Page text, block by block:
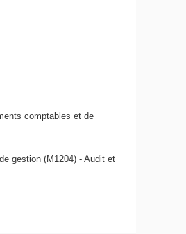
comptables et de
gestion (M1204) - Audit et